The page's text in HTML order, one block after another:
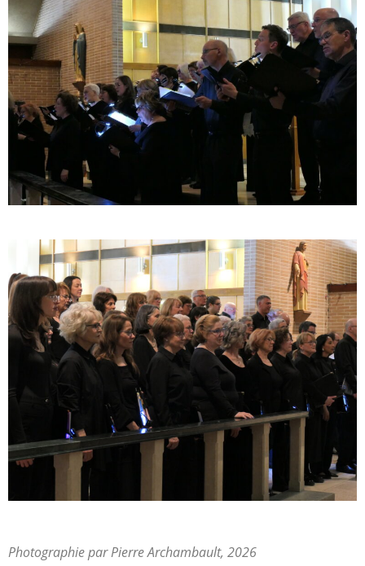
Photographie par Pierre Archambault, 2026